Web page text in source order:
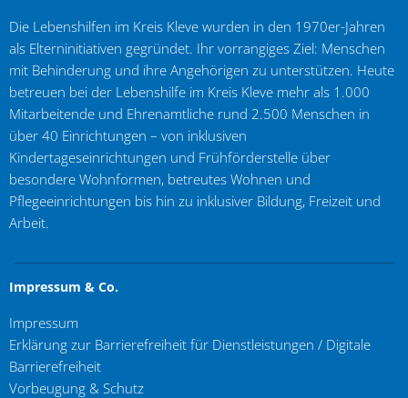
Die Lebenshilfen im Kreis Kleve wurden in den 1970er-Jahren
als Elterninitiativen gegründet. Ihr vorrangiges Ziel: Menschen
mit Behinderung und ihre Angehörigen zu unterstützen. Heute
betreuen bei der Lebenshilfe im Kreis Kleve mehr als 1.000
Mitarbeitende und Ehrenamtliche rund 2.500 Menschen in
über 40 Einrichtungen – von inklusiven
Kindertageseinrichtungen und Frühförderstelle über
besondere Wohnformen, betreutes Wohnen und
Pflegeeinrichtungen bis hin zu inklusiver Bildung, Freizeit und
Arbeit.
Impressum & Co.
Impressum
Erklärung zur Barrierefreiheit für Dienstleistungen / Digitale
Barrierefreiheit
Vorbeugung & Schutz